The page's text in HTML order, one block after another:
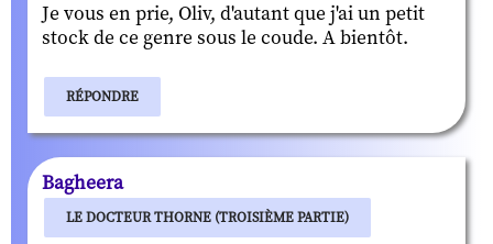
Je vous en prie, Oliv, d'autant que j'ai un petit
stock de ce genre sous le coude. A bientôt.
RÉPONDRE
Bagheera
LE DOCTEUR THORNE (TROISIÈME PARTIE)